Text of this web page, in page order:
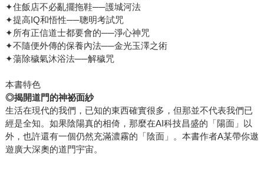
✦住飯店不必亂擺拖鞋──護城河法
✦提高IQ和悟性──聰明考試咒
✦所有正信道士都要會的──淨心神咒
✦不隨便外傳的保養內法──金光玉澤之術
✦蕩除穢氣沐浴法──解穢咒
本書特色
◎揭開道門的神祕面紗
生活在現代的我們，已知的東西確實很多，但那並不代表我們已
經是全知。如果陰陽真的相倚，那麼在AI科技昌盛的「陽面」以
外，也許還有一個仍然充滿濃霧的「陰面」。本書作者A某帶你遨
遊廣大深奧的道門宇宙。